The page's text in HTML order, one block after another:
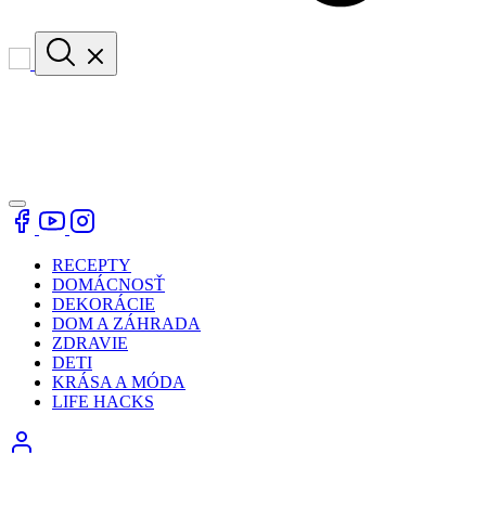
RECEPTY
DOMÁCNOSŤ
DEKORÁCIE
DOM A ZÁHRADA
ZDRAVIE
DETI
KRÁSA A MÓDA
LIFE HACKS